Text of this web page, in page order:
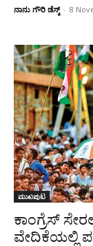
ನಾನು ಗೌರಿ ಡೆಸ್ಕ್ - 8
ಮುಖಪುಟ
ಕಾಂಗ್ರೆಸ್
ವೇದಿಕೆಯಲ್ಲಿ